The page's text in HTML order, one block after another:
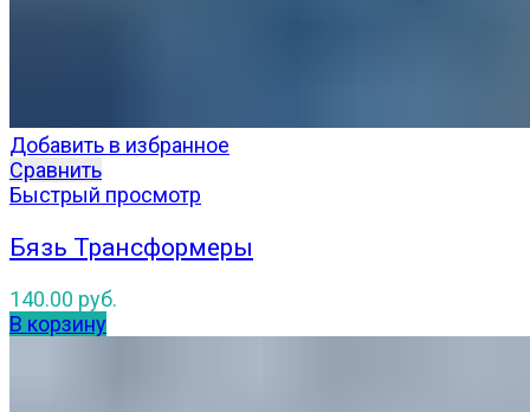
Добавить в избранное
Сравнить
Быстрый просмотр
Бязь Трансформеры
140.00 руб.
В корзину